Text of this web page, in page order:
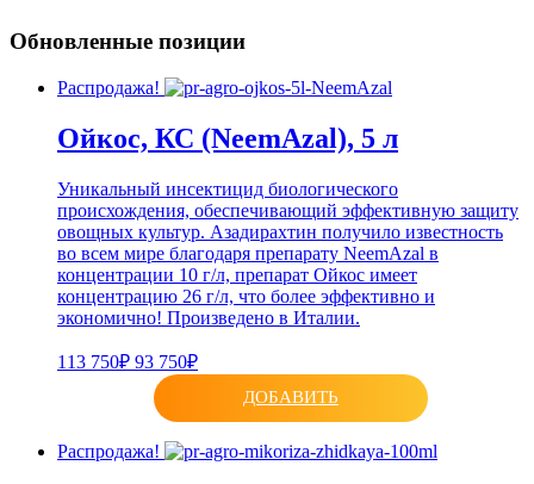
Обновленные позиции
Распродажа!
Ойкос, КС (NeemAzal), 5 л
Уникальный инсектицид биологического
происхождения, обеспечивающий эффективную защиту
овощных культур. Азадирахтин получило известность
во всем мире благодаря препарату NeemAzal в
концентрации 10 г/л, препарат Ойкос имеет
концентрацию 26 г/л, что более эффективно и
экономично! Произведено в Италии.
113 750₽ 93 750₽
ДОБАВИТЬ
Распродажа!